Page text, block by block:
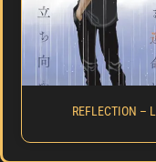
REFLECTION –